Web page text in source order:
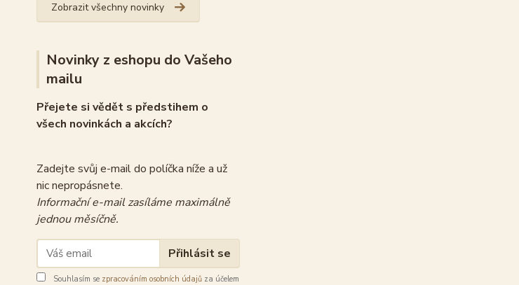
Zobrazit všechny novinky
Novinky z eshopu do Vašeho
mailu
Přejete si vědět s předstihem o
všech novinkách a akcích?
Zadejte svůj e-mail do políčka níže a už
nic nepropásnete.
Informační e-mail zasíláme maximálně
jednou měsíčně.
Přihlásit se
Souhlasím se zpracováním osobních údajů za účelem